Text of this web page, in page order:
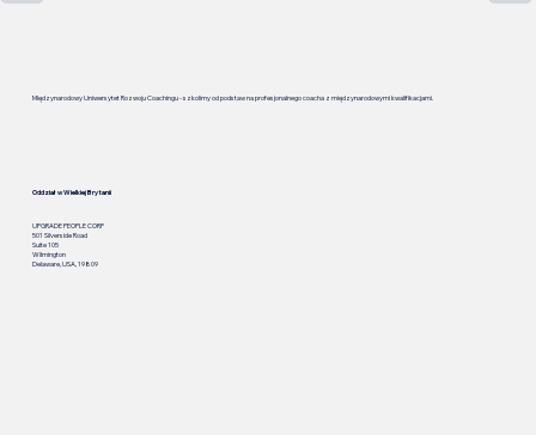
Międzynarodowy Uniwersytet Rozwoju Coachingu - szkolimy od podstaw na profesjonalnego coacha z międzynarodowymi kwalifikacjami.
Oddział w Wielkiej Brytanii
UPGRADE PEOPLE CORP
501 Silverside Road
Suite 105
Wilmington
Delaware, USA, 19809